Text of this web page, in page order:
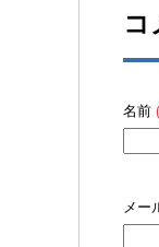
コ
名前
メー